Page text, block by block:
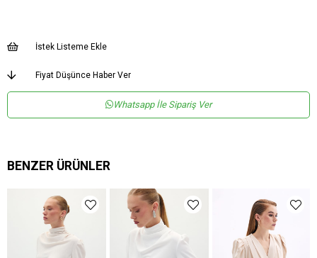
İstek Listeme Ekle
Fiyat Düşünce Haber Ver
Whatsapp İle Sipariş Ver
BENZER ÜRÜNLER